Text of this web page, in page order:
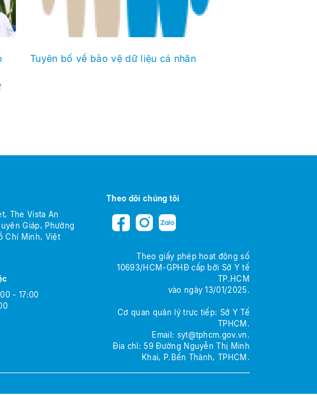
Tuyên bố về bảo vệ dữ liệu cá nhân
The Vista An
Giáp, Phường
Chí Minh, Việt
- 17:00
Theo dõi chúng tôi
Theo giấy phép hoạt động số
10693/HCM-GPHĐ cấp bởi Sở Y tế
TP.HCM
vào ngày 13/01/2025.
Cơ quan quản lý trực tiếp: Sở Y Tế
TPHCM.
Email: syt@tphcm.gov.vn.
Địa chỉ: 59 Đường Nguyễn Thị Minh
Khai, P.Bến Thành, TPHCM.